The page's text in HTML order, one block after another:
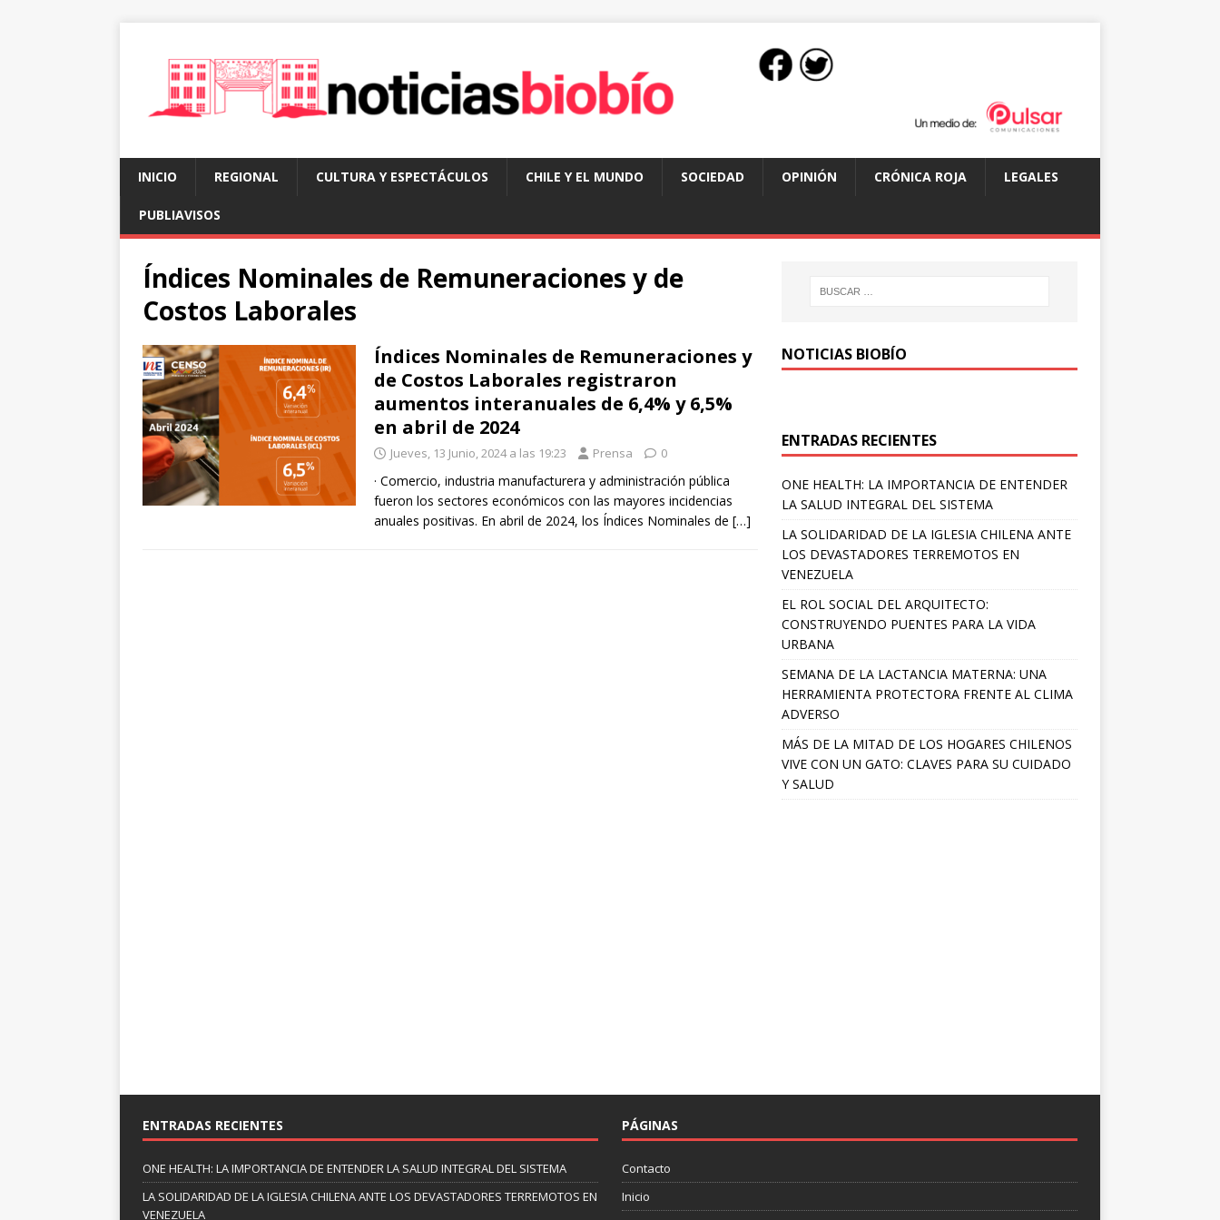
INICIO REGIONAL CULTURA Y ESPECTÁCULOS CHILE Y EL MUNDO SOCIEDAD OPINIÓN CRÓNICA ROJA LEGALES
PUBLIAVISOS
Índices Nominales de Remuneraciones y de
Costos Laborales
Índices Nominales de Remuneraciones y
de Costos Laborales registraron
aumentos interanuales de 6,4% y 6,5%
en abril de 2024
Jueves, 13 Junio, 2024 a las 19:23 Prensa 0
· Comercio, industria manufacturera y administración pública
fueron los sectores económicos con las mayores incidencias
anuales positivas. En abril de 2024, los Índices Nominales de […]
NOTICIAS BIOBÍO
ENTRADAS RECIENTES
ONE HEALTH: LA IMPORTANCIA DE ENTENDER
LA SALUD INTEGRAL DEL SISTEMA
LA SOLIDARIDAD DE LA IGLESIA CHILENA ANTE
LOS DEVASTADORES TERREMOTOS EN
VENEZUELA
EL ROL SOCIAL DEL ARQUITECTO:
CONSTRUYENDO PUENTES PARA LA VIDA
URBANA
SEMANA DE LA LACTANCIA MATERNA: UNA
HERRAMIENTA PROTECTORA FRENTE AL CLIMA
ADVERSO
MÁS DE LA MITAD DE LOS HOGARES CHILENOS
VIVE CON UN GATO: CLAVES PARA SU CUIDADO
Y SALUD
ENTRADAS RECIENTES
ONE HEALTH: LA IMPORTANCIA DE ENTENDER LA SALUD INTEGRAL DEL SISTEMA
LA SOLIDARIDAD DE LA IGLESIA CHILENA ANTE LOS DEVASTADORES TERREMOTOS EN
VENEZUELA
PÁGINAS
Contacto
Inicio